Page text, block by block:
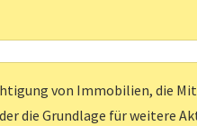
von Immobilien, die
die Grundlage für weitere